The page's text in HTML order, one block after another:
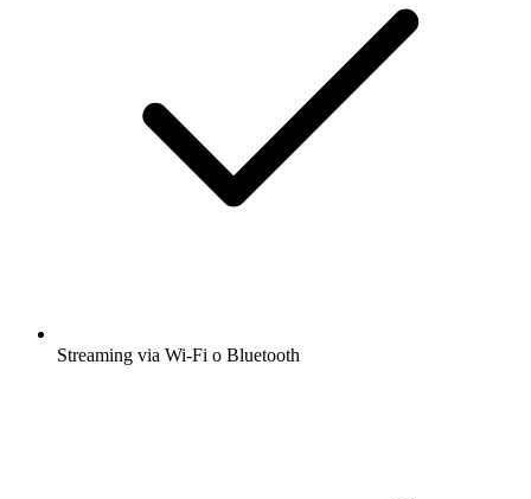
Streaming via Wi-Fi o Bluetooth